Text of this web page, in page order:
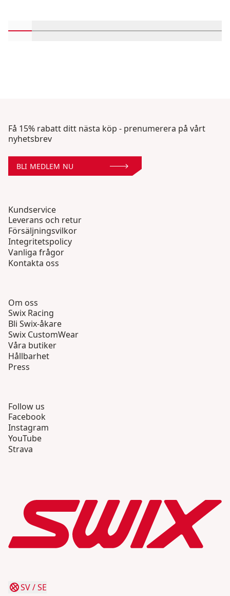
Få 15% rabatt ditt nästa köp - prenumerera på vårt
nyhetsbrev
BLI MEDLEM NU
Kundservice
Leverans och retur
Försäljningsvilkor
Integritetspolicy
Vanliga frågor
Kontakta oss
Om oss
Swix Racing
Bli Swix-åkare
Swix CustomWear
Våra butiker
Hållbarhet
Press
Follow us
Facebook
Instagram
YouTube
Strava
SV/SE